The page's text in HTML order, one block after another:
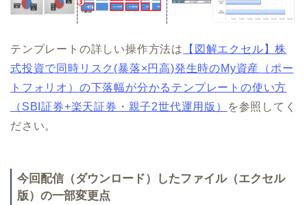
テンプレートの詳しい操作方法は
【図解エクセル】株
式投資で同時リスク(暴落×円高)発生時のMy資産（ポー
トフォリオ）の下落幅が分かるテンプレートの使い方
（SBI証券+楽天証券・親子2世代運用版）
を参照してく
ださい。
今回配信（ダウンロード）したファイル（エクセル
版）の一部変更点